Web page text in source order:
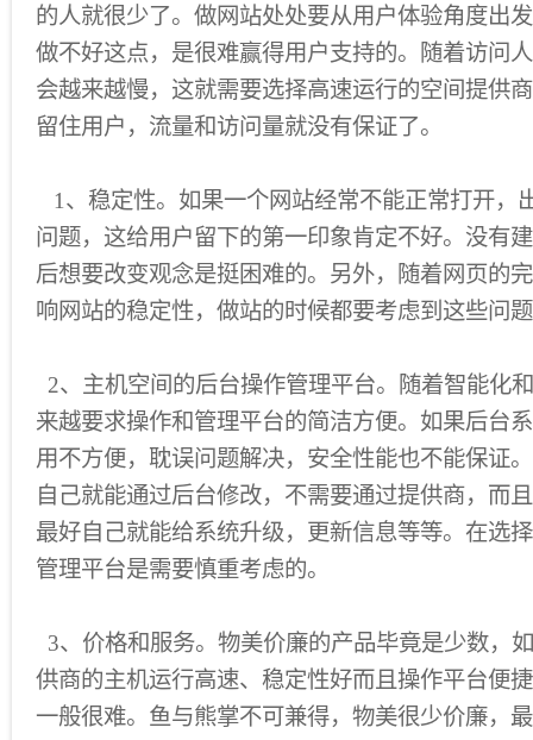
的人就很少了。做网站处处要从用户体验角度出
做不好这点，是很难赢得用户支持的。随着访问
会越来越慢，这就需要选择高速运行的空间提供
留住用户，流量和访问量就没有保证了。
1、稳定性。如果一个网站经常不能正常打开，
问题，这给用户留下的第一印象肯定不好。没有
后想要改变观念是挺困难的。另外，随着网页的
响网站的稳定性，做站的时候都要考虑到这些问
2、主机空间的后台操作管理平台。随着智能化
来越要求操作和管理平台的简洁方便。如果后台
用不方便，耽误问题解决，安全性能也不能保证
自己就能通过后台修改，不需要通过提供商，而
最好自己就能给系统升级，更新信息等等。在选
管理平台是需要慎重考虑的。
3、价格和服务。物美价廉的产品毕竟是少数，
供商的主机运行高速、稳定性好而且操作平台便
一般很难。鱼与熊掌不可兼得，物美很少价廉，